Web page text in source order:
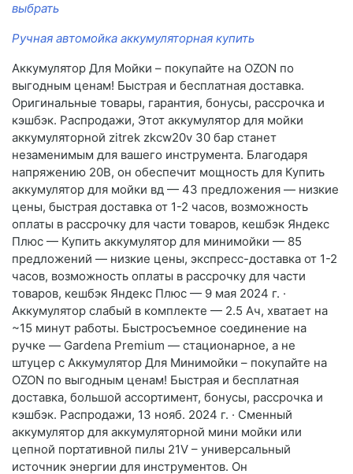
выбрать
Ручная автомойка аккумуляторная купить
Аккумулятор Для Мойки – покупайте на OZON по
выгодным ценам! Быстрая и бесплатная доставка.
Оригинальные товары, гарантия, бонусы, рассрочка и
кэшбэк. Распродажи, Этот аккумулятор для мойки
аккумуляторной zitrek zkcw20v 30 бар станет
незаменимым для вашего инструмента. Благодаря
напряжению 20В, он обеспечит мощность для Купить
аккумулятор для мойки вд — 43 предложения — низкие
цены, быстрая доставка от 1-2 часов, возможность
оплаты в рассрочку для части товаров, кешбэк Яндекс
Плюс — Купить аккумулятор для минимойки — 85
предложений — низкие цены, экспресс-доставка от 1-2
часов, возможность оплаты в рассрочку для части
товаров, кешбэк Яндекс Плюс — 9 мая 2024 г. ·
Аккумулятор слабый в комплекте — 2.5 Ач, хватает на
~15 минут работы. Быстросъемное соединение на
ручке — Gardena Premium — стационарное, а не
штуцер с Аккумулятор Для Минимойки – покупайте на
OZON по выгодным ценам! Быстрая и бесплатная
доставка, большой ассортимент, бонусы, рассрочка и
кэшбэк. Распродажи, 13 нояб. 2024 г. · Сменный
аккумулятор для аккумуляторной мини мойки или
цепной портативной пилы 21V – универсальный
источник энергии для инструментов. Он